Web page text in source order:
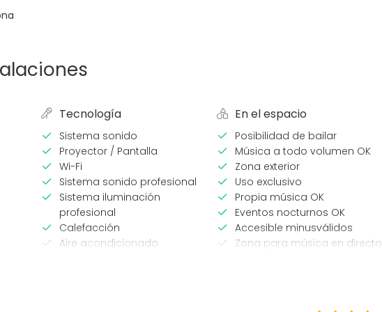
Tecnología
Sistema sonido
Proyector / Pantalla
Wi-Fi
Sistema sonido profesional
Sistema iluminación
profesional
Calefacción
Aire acondicionado
En el espacio
Posibilidad de bailar
Música a todo volumen OK
Zona exterior
Uso exclusivo
Propia música OK
Eventos nocturnos OK
Accesible minusválidos
Zona para música en directo